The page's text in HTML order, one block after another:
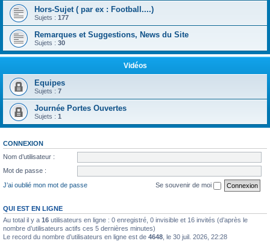
Hors-Sujet ( par ex : Football....)
Sujets : 177
Remarques et Suggestions, News du Site
Sujets : 30
Vidéos
Equipes
Sujets : 7
Journée Portes Ouvertes
Sujets : 1
CONNEXION
Nom d’utilisateur :
Mot de passe :
J’ai oublié mon mot de passe
Se souvenir de moi
QUI EST EN LIGNE
Au total il y a 16 utilisateurs en ligne : 0 enregistré, 0 invisible et 16 invités (d’après le
nombre d’utilisateurs actifs ces 5 dernières minutes)
Le record du nombre d’utilisateurs en ligne est de 4648 , le 30 juil. 2026, 22:28